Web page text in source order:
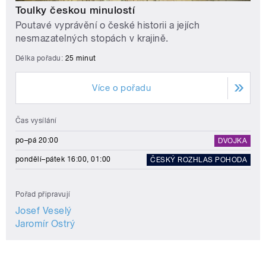
Toulky českou minulostí
Poutavé vyprávění o české historii a jejích
nesmazatelných stopách v krajině.
Délka pořadu: 25 minut
Více o pořadu
Čas vysílání
po–pá 20:00 DVOJKA
pondělí–pátek 16:00, 01:00 ČESKÝ ROZHLAS POHODA
Pořad připravují
Josef Veselý
Jaromír Ostrý